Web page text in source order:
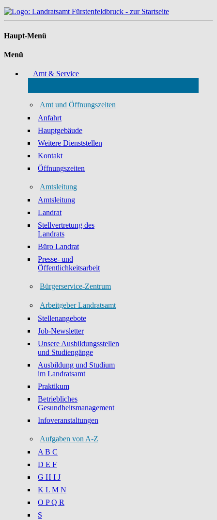
Haupt-Menü
Menü
Amt & Service
Amt und Öffnungszeiten
Anfahrt
Hauptgebäude
Weitere Dienststellen
Kontakt
Öffnungszeiten
Amtsleitung
Amtsleitung
Landrat
Stellvertretung des
Landrats
Büro Landrat
Presse- und
Öffentlichkeitsarbeit
Bürgerservice-Zentrum
Arbeitgeber Landratsamt
Stellenangebote
Job-Newsletter
Unsere Ausbildungsstellen
und Studiengänge
Ausbildung und Studium
im Landratsamt
Praktikum
Betriebliches
Gesundheitsmanagement
Infoveranstaltungen
Aufgaben von A-Z
A B C
D E F
G H I J
K L M N
O P Q R
S